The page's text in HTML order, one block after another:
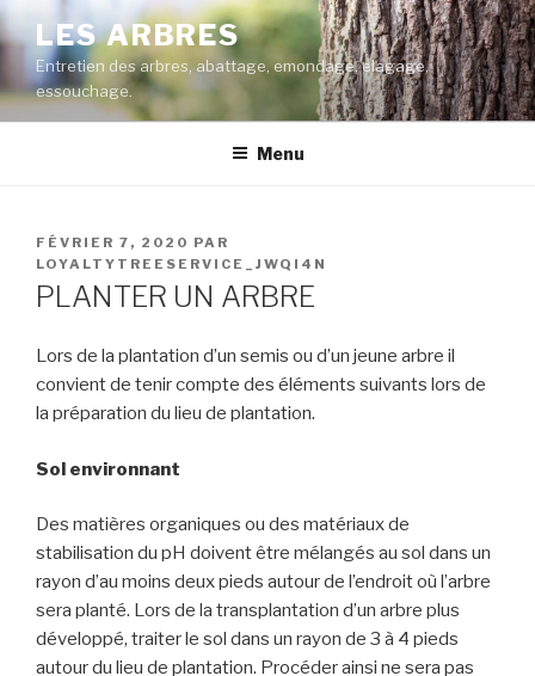
Aller
au
contenu
principal
LES ARBRES
Entretien des arbres, abattage, emondage, elagage,
essouchage.
Menu
PUBLIÉ
LE
FÉVRIER 7, 2020 PAR
LOYALTYTREESERVICE_JWQI4N
PLANTER UN ARBRE
Lors de la plantation d’un semis ou d’un jeune arbre il
convient de tenir compte des éléments suivants lors de
la préparation du lieu de plantation.
Sol environnant
Des matières organiques ou des matériaux de
stabilisation du pH doivent être mélangés au sol dans un
rayon d’au moins deux pieds autour de l’endroit où l’arbre
sera planté. Lors de la transplantation d’un arbre plus
développé, traiter le sol dans un rayon de 3 à 4 pieds
autour du lieu de plantation. Procéder ainsi ne sera pas